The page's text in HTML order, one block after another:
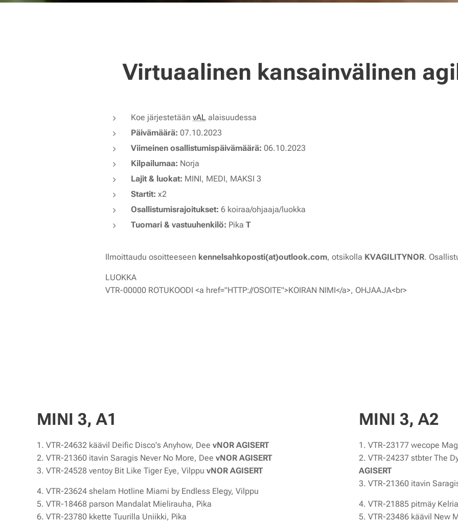
Virtuaalinen kansainvälinen
Koe järjestetään vAL alaisuudessa
Päivämäärä: 07.10.2023
Viimeinen osallistumispäivämäärä: 06.10.2023
Kilpailumaa: Norja
Lajit & luokat: MINI, MEDI, MAKSI 3
Startit: x2
Osallistumisrajoitukset: 6 koiraa/ohjaaja/luokka
Tuomari & vastuuhenkilö: Pika T
Ilmoittaudu osoitteeseen kennelsahkoposti(at)outlook.com, otsikolla KVAGILITYNOR.
LUOKKA
VTR-00000 ROTUKOODI <a href="HTTP://OSOITE">KOIRAN NIMI</a>, OHJAAJA<br>
MINI 3, A1
1. VTR-24632 käävil Deific Disco's Anyhow, Dee vNOR AGISERT
2. VTR-21360 itavin Saragis Never No More, Dee vNOR AGISERT
3. VTR-24528 ventoy Bit Like Tiger Eye, Vilppu vNOR AGISERT
4. VTR-23624 shelam Hotline Miami by Endless Elegy, Vilppu
5. VTR-18468 parson Mandalat Mielirauha, Pika
6. VTR-23780 kkette Tuurilla Uniikki, Pika
MINI 3, A2
1. VTR-23177 wecope
2. VTR-24237 stbter The
AGISERT
3. VTR-21360 itavin
4. VTR-21885 pitmäy
5. VTR-23486 käävil New